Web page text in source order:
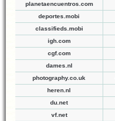
planetaencuentros.com
deportes.mobi
classifieds.mobi
igh.com
cgf.com
dames.nl
photography.co.uk
heren.nl
du.net
vf.net